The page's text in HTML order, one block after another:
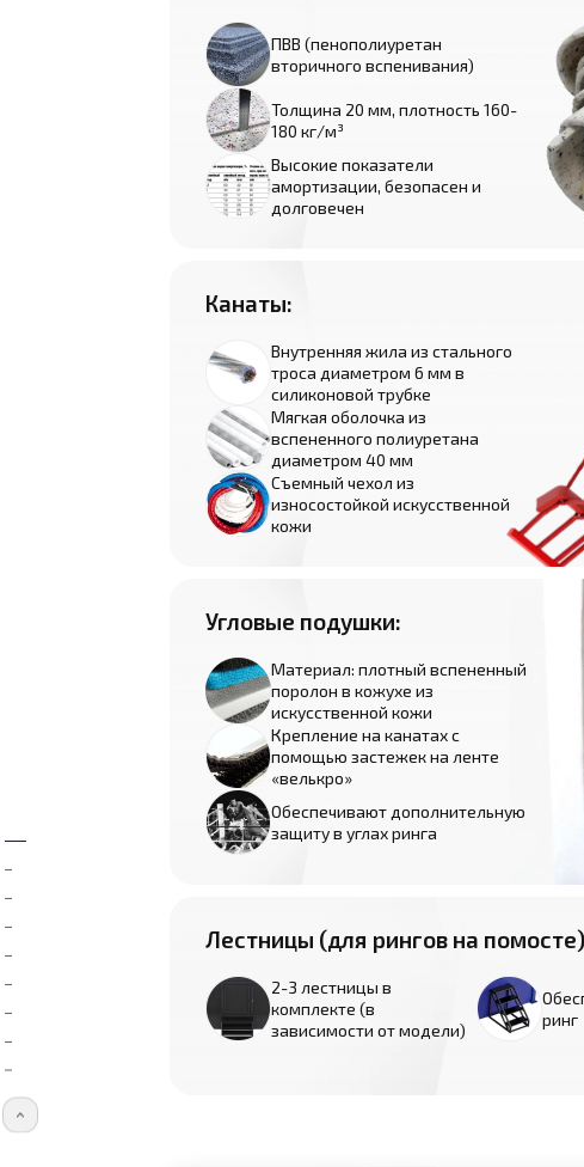
ПВВ (пенополиуретан
вторичного вспенивания)
Толщина 20 мм, плотность 160-
180 кг/м³
Высокие показатели
амортизации, безопасен и
долговечен
Канаты:
Внутренняя жила из стального
троса диаметром 6 мм в
силиконовой трубке
Мягкая оболочка из
вспененного полиуретана
диаметром 40 мм
Съемный чехол из
износостойкой искусственной
кожи
Угловые подушки:
Материал: плотный вспененный
поролон в кожухе из
искусственной кожи
Крепление на канатах с
помощью застежек на ленте
«велькро»
Обеспечивают дополнительную
защиту в углах ринга
Лестницы (для рингов на
2-3 лестницы в
комплекте (в
зависимости от модели)
ринг